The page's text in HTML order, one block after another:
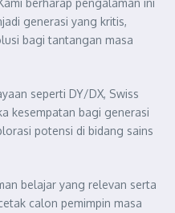
generasi yang kritis,
bagi tantangan masa
seperti DY/DX, Swiss
kesempatan bagi generasi
potensi di bidang sains
belajar yang relevan serta
calon pemimpin masa